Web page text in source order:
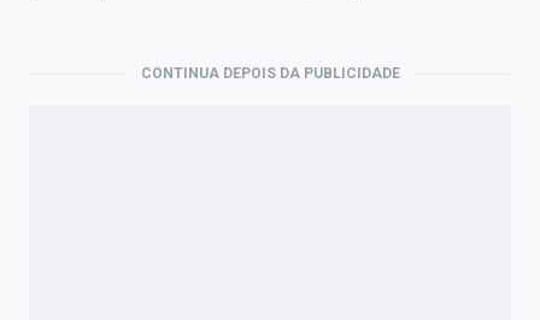
CONTINUA DEPOIS DA PUBLICIDADE